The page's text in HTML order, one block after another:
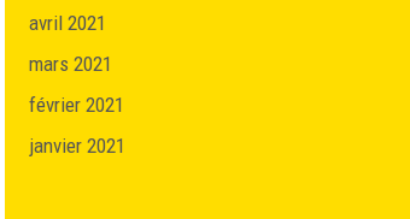
avril 2021
mars 2021
février 2021
janvier 2021